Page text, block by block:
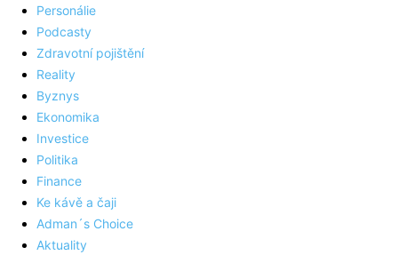
Personálie
Podcasty
Zdravotní pojištění
Reality
Byznys
Ekonomika
Investice
Politika
Finance
Ke kávě a čaji
Adman´s Choice
Aktuality